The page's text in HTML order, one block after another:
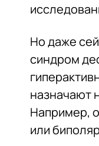
Но даже
синдром
назначают
Например,
или